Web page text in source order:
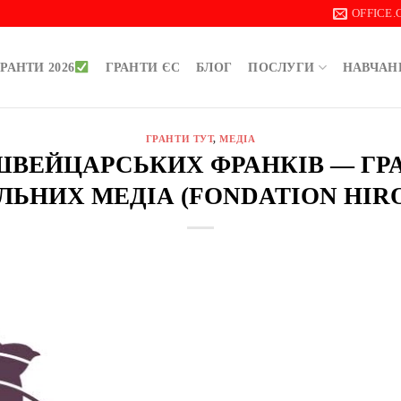
2026 ГРАНТИ ЄС БЛОГ ПОСЛУГИ
ГРАНТИ ТУТ,МЕДІА
ФРАНКІВ —
МЕДІА (FONDATION